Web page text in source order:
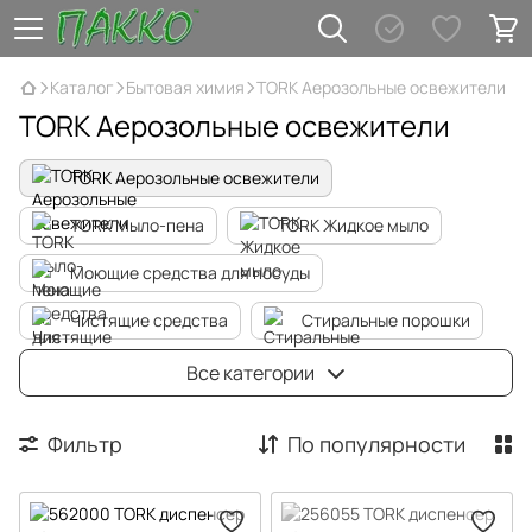
Каталог Бытовая химия TORK Аерозольные освежители
TORK Аерозольные освежители
TORK Аерозольные освежители
TORK Мыло-пена TORK Жидкое мыло
Моющие средства для посуды
Чистящие средства Стиральные порошки
Вспомогающие средства для стирки
Освежители воздуха Средства для стекла
Средства д/ухода за деревянными поверхностями и полом
Все категории
Фильтр По популярности